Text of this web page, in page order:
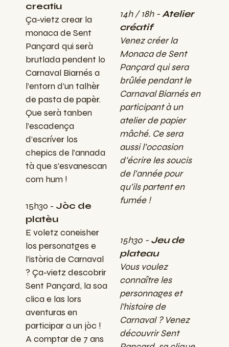
creatiu
Ça-vietz crear la
monaca de Sent
Pançard qui serà
brutlada pendent lo
Carnaval Biarnés a
l’entorn d’un talhèr
de pasta de papèr.
Que serà tanben
l’escadença
d’escríver los
chepics de l’annada
tà que s’esvanescan
com hum !
15h30 - Jòc de
platèu
E voletz coneisher
los personatges e
l’istòria de Carnaval
? Ça-vietz descobrir
Sent Pançard, la soa
clica e las lors
aventuras en
participar a un jòc !
A comptar de 7 ans
14h / 18h -Atelier
créatif
Venez créer la
Monaca de Sent
Pançard qui sera
brûlée pendant le
Carnaval Biarnés en
participant à un
atelier de papier
mâché. Ce sera
aussi l’occasion
d’écrire les soucis
de l’année pour
qu’ils partent en
fumée !
15h30 - Jeu de
plateau
Vous voulez
connaître les
personnages et
l'histoire de
Carnaval ? Venez
découvrir Sent